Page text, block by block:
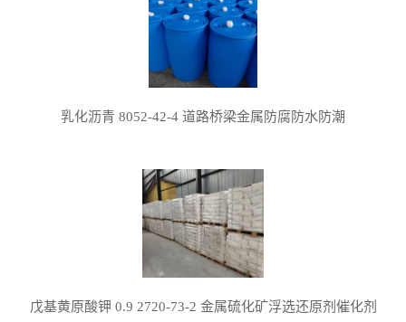
乳化沥青 8052-42-4 道路桥梁金属防腐防水防潮
戊基黄原酸钾 0.9 2720-73-2 金属硫化矿浮选还原剂催化剂